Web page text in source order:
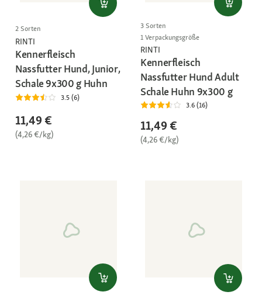
2 Sorten
RINTI
Kennerfleisch
Nassfutter Hund, Junior,
Schale 9x300 g Huhn
3.5 (6)
11,49 €
(4,26 €/kg)
3 Sorten
1 Verpackungsgröße
RINTI
Kennerfleisch
Nassfutter Hund Adult
Schale Huhn 9x300 g
3.6 (16)
11,49 €
(4,26 €/kg)